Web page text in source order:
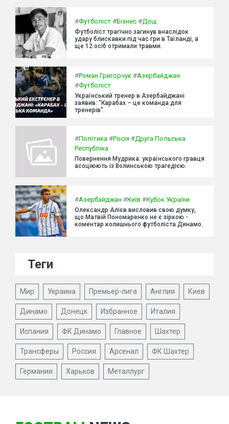
#Футболіст #Бізнес #Дощ
Футболіст трагічно загинув внаслідок
удару блискавки під час гри в Таїланді, а
ще 12 осіб отримали травми.
#Роман Григорчук #Азербайджан
#Футболіст
Український тренер в Азербайджані
заявив: "Карабах – це команда для
тренерів".
#Політика #Росія #Друга Польська
Республіка
Повернення Мудрика: українського гравця
асоціюють із Волинською трагедією.
#Азербайджан #Київ #Кубок України
Олександр Алієв висловив свою думку,
що Матвій Пономаренко не є зіркою -
коментар колишнього футболіста Динамо.
Теги
Мир Украина Премьер-лига Англия Киев
Динамо Донецк Избранное Италия
Испания ФК Динамо Главное Шахтер
Трансферы Россия Арсенал ФК Шахтер
Германия Харьков Металлург